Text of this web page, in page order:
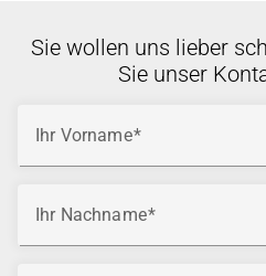
Sie wollen uns lieber
Sie unser
Ihr Vorname
Ihr Nachname